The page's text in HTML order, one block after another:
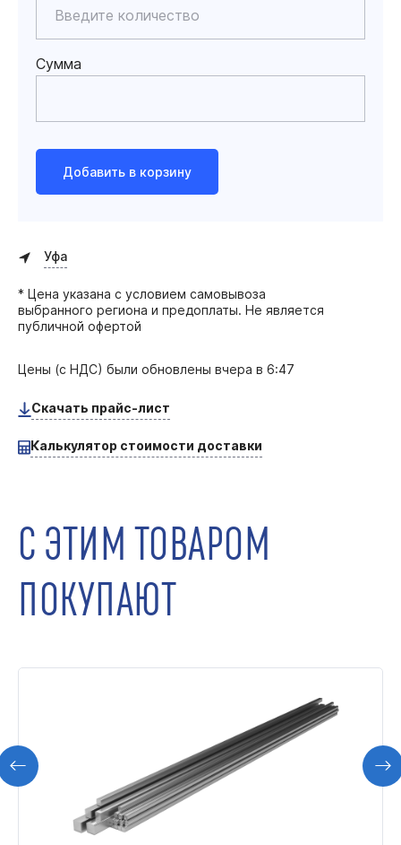
Сумма
Добавить в корзину
Уфа
* Цена указана с условием самовывоза
выбранного региона и предоплаты. Не является
публичной офертой
Цены (с НДС) были обновлены вчера в 6:47
Скачать прайс-лист
Калькулятор стоимости доставки
С ЭТИМ ТОВАРОМ
ПОКУПАЮТ